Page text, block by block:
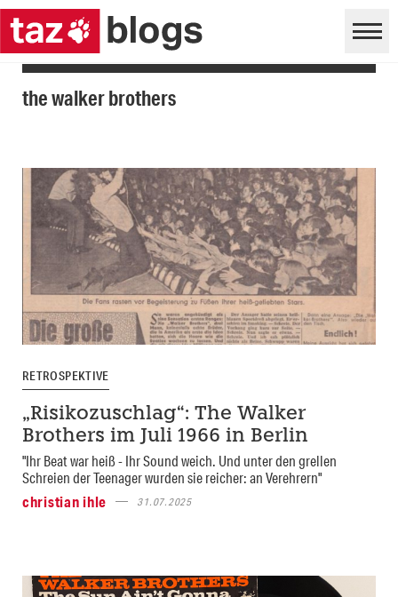
the walker brothers
RETROSPEKTIVE
„Risikozuschlag“: The Walker
Brothers im Juli 1966 in Berlin
"Ihr Beat war heiß - Ihr Sound weich. Und unter den grellen
Schreien der Teenager wurden sie reicher: an Verehrern"
christian ihle
31.07.2025